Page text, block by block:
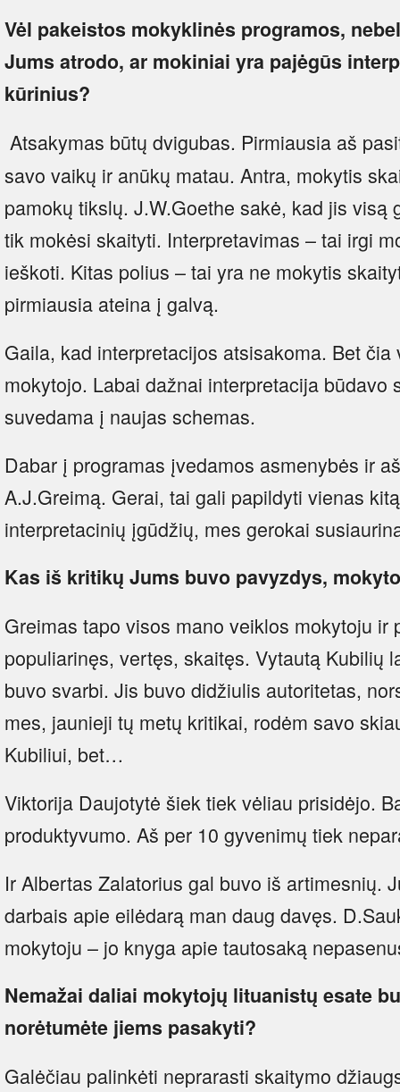
Vėl pakeistos mokyklinės programos,
Jums atrodo, ar mokiniai yra pajėgūs
kūrinius?
Atsakymas būtų dvigubas. Pirmiausia aš
savo vaikų ir anūkų matau. Antra, mokytis
pamokų tikslų. J.W.Goethe sakė, kad jis visą
tik mokėsi skaityti. Interpretavimas – tai irgi
ieškoti. Kitas polius – tai yra ne mokytis
pirmiausia ateina į galvą.
Gaila, kad interpretacijos atsisakoma. Bet
mokytojo. Labai dažnai interpretacija būdavo
suvedama į naujas schemas.
Dabar į programas įvedamos asmenybės ir
A.J.Greimą. Gerai, tai gali papildyti vienas
interpretacinių įgūdžių, mes gerokai
Kas iš kritikų Jums buvo pavyzdys,
Greimas tapo visos mano veiklos mokytoju ir
populiarinęs, vertęs, skaitęs. Vytautą Kubilių
buvo svarbi. Jis buvo didžiulis autoritetas,
mes, jaunieji tų metų kritikai, rodėm savo
Kubiliui, bet…
Viktorija Daujotytė šiek tiek vėliau prisidėjo.
produktyvumo. Aš per 10 gyvenimų tiek
Ir Albertas Zalatorius gal buvo iš artimesnių.
darbais apie eilėdarą man daug davęs.
mokytoju – jo knyga apie tautosaką
Nemažai daliai mokytojų lituanistų esate
norėtumėte jiems pasakyti?
Galėčiau palinkėti neprarasti skaitymo